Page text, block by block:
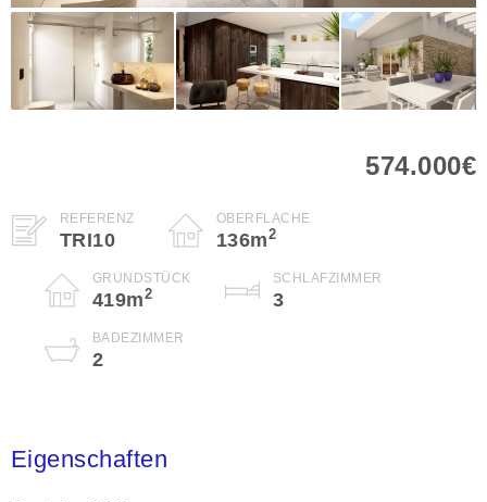
574.000€
REFERENZ
TRI10
OBERFLÄCHE
136m2
GRUNDSTÜCK
419m2
SCHLAFZIMMER
3
BADEZIMMER
2
Eigenschaften